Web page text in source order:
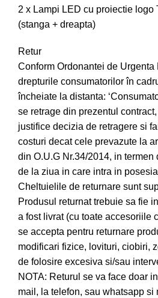
2 x Lampi LED cu proiectie logo
(stanga + dreapta)
Retur
Conform Ordonantei de Urgenta
drepturile consumatorilor în
încheiate la distanta:
se retrage din prezentul
justifice decizia de retragere si
costuri decat cele prevazute la
din O.U.G Nr.34/2014, in termen
de la ziua in care intra in
Cheltuielile de returnare sunt
Produsul returnat trebuie sa fie
a fost livrat (cu toate accesoriile
se accepta pentru returnare
modificari fizice, lovituri, ciobiri,
de folosire excesiva si/sau
NOTA: Returul se va face doar
mail, la telefon, sau whatsapp si